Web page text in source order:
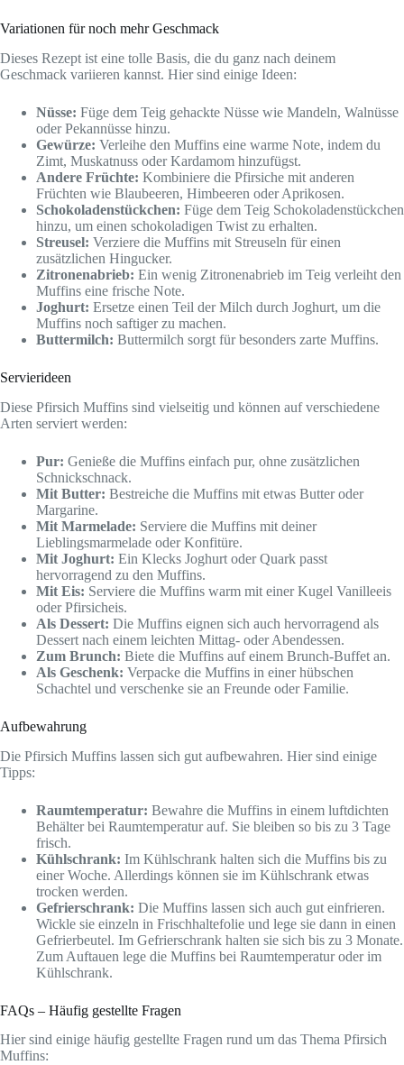
Variationen für noch mehr Geschmack
Dieses Rezept ist eine tolle Basis, die du ganz nach deinem
Geschmack variieren kannst. Hier sind einige Ideen:
Nüsse: Füge dem Teig gehackte Nüsse wie Mandeln, Walnüsse
oder Pekannüsse hinzu.
Gewürze: Verleihe den Muffins eine warme Note, indem du
Zimt, Muskatnuss oder Kardamom hinzufügst.
Andere Früchte: Kombiniere die Pfirsiche mit anderen
Früchten wie Blaubeeren, Himbeeren oder Aprikosen.
Schokoladenstückchen: Füge dem Teig Schokoladenstückchen
hinzu, um einen schokoladigen Twist zu erhalten.
Streusel: Verziere die Muffins mit Streuseln für einen
zusätzlichen Hingucker.
Zitronenabrieb: Ein wenig Zitronenabrieb im Teig verleiht den
Muffins eine frische Note.
Joghurt: Ersetze einen Teil der Milch durch Joghurt, um die
Muffins noch saftiger zu machen.
Buttermilch: Buttermilch sorgt für besonders zarte Muffins.
Servierideen
Diese Pfirsich Muffins sind vielseitig und können auf verschiedene
Arten serviert werden:
Pur: Genieße die Muffins einfach pur, ohne zusätzlichen
Schnickschnack.
Mit Butter: Bestreiche die Muffins mit etwas Butter oder
Margarine.
Mit Marmelade: Serviere die Muffins mit deiner
Lieblingsmarmelade oder Konfitüre.
Mit Joghurt: Ein Klecks Joghurt oder Quark passt
hervorragend zu den Muffins.
Mit Eis: Serviere die Muffins warm mit einer Kugel Vanilleeis
oder Pfirsicheis.
Als Dessert: Die Muffins eignen sich auch hervorragend als
Dessert nach einem leichten Mittag- oder Abendessen.
Zum Brunch: Biete die Muffins auf einem Brunch-Buffet an.
Als Geschenk: Verpacke die Muffins in einer hübschen
Schachtel und verschenke sie an Freunde oder Familie.
Aufbewahrung
Die Pfirsich Muffins lassen sich gut aufbewahren. Hier sind einige
Tipps:
Raumtemperatur: Bewahre die Muffins in einem luftdichten
Behälter bei Raumtemperatur auf. Sie bleiben so bis zu 3 Tage
frisch.
Kühlschrank: Im Kühlschrank halten sich die Muffins bis zu
einer Woche. Allerdings können sie im Kühlschrank etwas
trocken werden.
Gefrierschrank: Die Muffins lassen sich auch gut einfrieren.
Wickle sie einzeln in Frischhaltefolie und lege sie dann in einen
Gefrierbeutel. Im Gefrierschrank halten sie sich bis zu 3 Monate.
Zum Auftauen lege die Muffins bei Raumtemperatur oder im
Kühlschrank.
FAQs – Häufig gestellte Fragen
Hier sind einige häufig gestellte Fragen rund um das Thema Pfirsich
Muffins: